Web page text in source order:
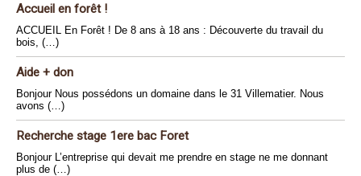
Accueil en forêt !
ACCUEIL En Forêt ! De 8 ans à 18 ans : Découverte du travail du
bois, (…)
Aide + don
Bonjour Nous possédons un domaine dans le 31 Villematier. Nous
avons (…)
Recherche stage 1ere bac Foret
Bonjour L’entreprise qui devait me prendre en stage ne me donnant
plus de (…)